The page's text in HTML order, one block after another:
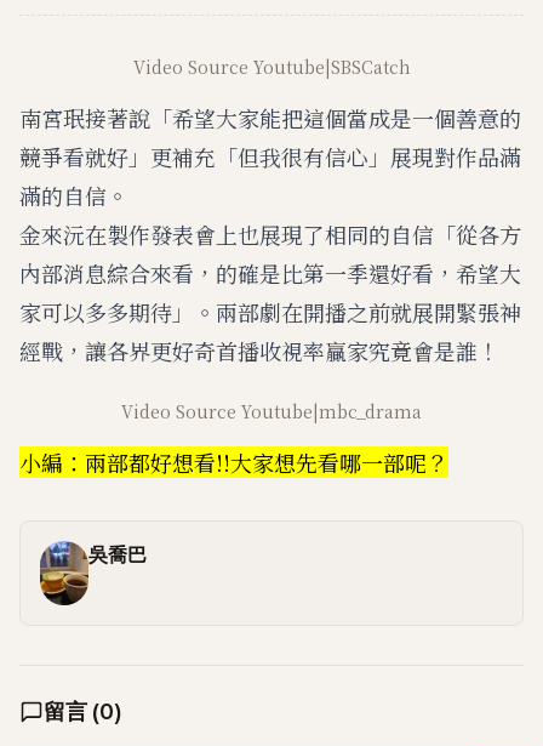
Video Source Youtube|SBSCatch
南宮珉接著說「希望大家能把這個當成是一個善意的
競爭看就好」更補充「但我很有信心」展現對作品滿
滿的自信。
金來沅在製作發表會上也展現了相同的自信「從各方
內部消息綜合來看，的確是比第一季還好看，希望大
家可以多多期待」。兩部劇在開播之前就展開緊張神
經戰，讓各界更好奇首播收視率贏家究竟會是誰！
Video Source Youtube|mbc_drama
小編：兩部都好想看!!大家想先看哪一部呢？
吳喬巴
留言 (0)